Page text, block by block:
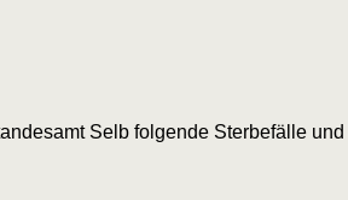
Selb folgende Sterbefälle